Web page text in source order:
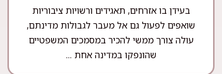
בעידן בו אזרחים, תאגידים ורשויות ציבוריות
שואפים לפעול גם אל מעבר לגבולות מדינתם,
עולה צורך ממשי להכיר במסמכים המשפטיים
שהונפקו במדינה אחת ...